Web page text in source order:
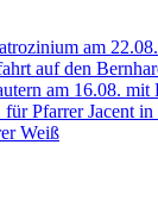
am
auf den
am 16.08. mit
für Pfarrer Jacent
Weiß